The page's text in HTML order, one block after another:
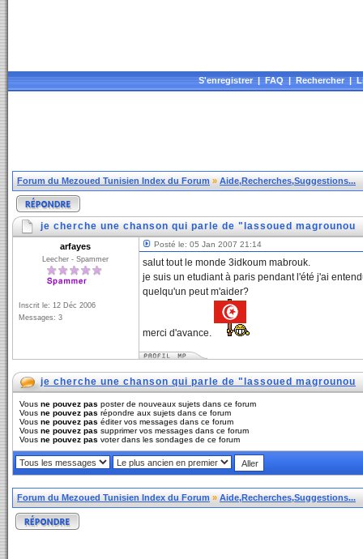
S'enregistrer|FAQ|Rechercher|
Forum du Mezoued Tunisien Index du Forum » Aide,Recherches,Suggestions...
je cherche une chanson qui parle de "lassoued magrounou
arfayes
Leecher - Spammer
Inscrit le: 12 Déc 2006
Messages: 3
Posté le: 05 Jan 2007 21:14
salut tout le monde 3idkoum mabrouk.
je suis un etudiant à paris pendant l'été j'ai
quelqu'un peut m'aider?
merci d'avance.
je cherche une chanson qui parle de "lassoued magrounou
Vous ne pouvez pas poster de nouveaux sujets dans ce forum
Vous ne pouvez pas répondre aux sujets dans ce forum
Vous ne pouvez pas éditer vos messages dans ce forum
Vous ne pouvez pas supprimer vos messages dans ce forum
Vous ne pouvez pas voter dans les sondages de ce forum
Forum du Mezoued Tunisien Index du Forum » Aide,Recherches,Suggestions...